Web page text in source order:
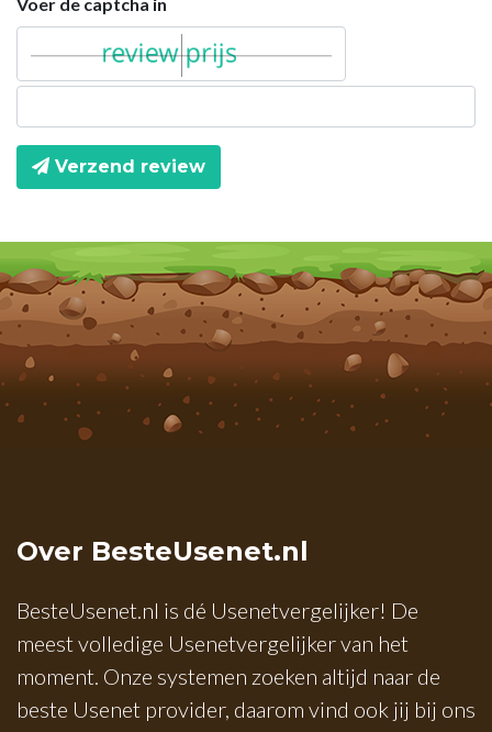
Verzend review
Over BesteUsenet.nl
BesteUsenet.nl is dé Usenetvergelijker! De
meest volledige Usenetvergelijker van het
moment. Onze systemen zoeken altijd naar de
beste Usenet provider, daarom vind ook jij bij ons